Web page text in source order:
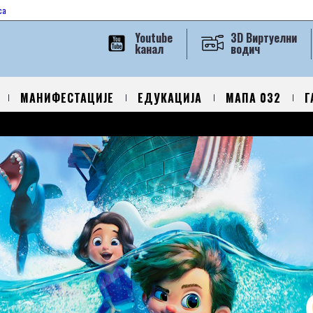
3D Виртуелни
водич
Youtube
kанал
МАНИФЕСТАЦИЈЕ ЕДУКАЦИЈА МАПА 032